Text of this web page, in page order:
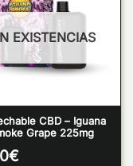
EXISTENCIAS
CBD – Iguana
Grape 225mg
€